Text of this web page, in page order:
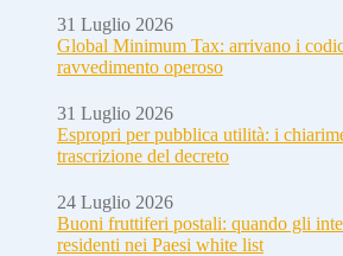
31 Luglio 2026
Global Minimum Tax: arrivano i
ravvedimento operoso
31 Luglio 2026
Espropri per pubblica utilità: i
trascrizione del decreto
24 Luglio 2026
Buoni fruttiferi postali: quando gli
residenti nei Paesi white list